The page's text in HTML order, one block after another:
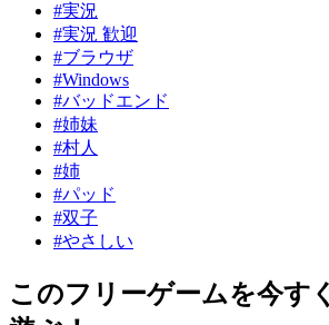
#実況
#実況 歓迎
#ブラウザ
#Windows
#バッドエンド
#姉妹
#村人
#姉
#パッド
#双子
#やさしい
このフリーゲームを今す